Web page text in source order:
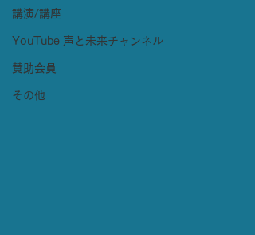
講演/講座
YouTube 声と未来チャンネル
賛助会員
その他